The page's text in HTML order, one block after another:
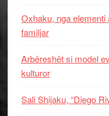
Oxhaku, nga
familjar
Arbëreshët si model
kulturor
Sali Shijaku, “Diego